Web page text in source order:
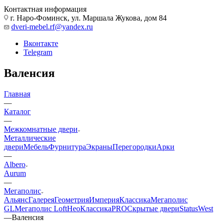
Контактная информация
г. Наро-Фоминск, ул. Маршала Жукова, дом 84
dveri-mebel.rf@yandex.ru
Вконтакте
Telegram
Валенсия
Главная
—
Каталог
—
Межкомнатные двери
Металлические
двериМебельФурнитураЭкраныПерегородкиАрки
—
Albero
Aurum
—
Мегаполис
АльянсГалереяГеометрияИмперияКлассикаМегаполис
GLМегаполис LoftНеоКлассикаPROСкрытые двериStatusWest
—Валенсия